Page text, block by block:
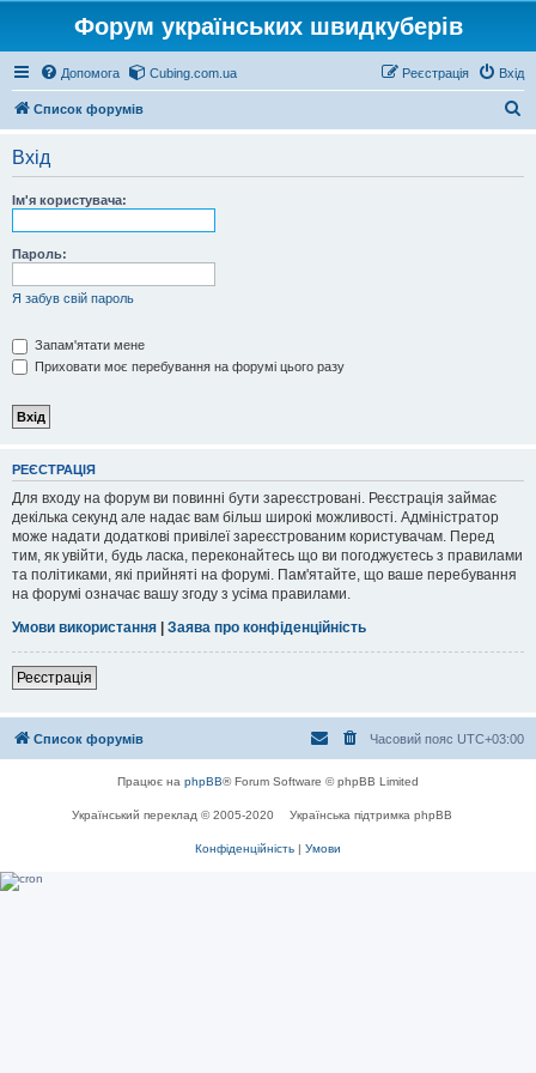
Форум українських швидкуберів
Допомога Cubing.com.ua Вхід
Реєстрація
Список форумів
Вхід
Ім'я користувача:
Пароль:
Я забув свій пароль
Запам'ятати мене
Приховати моє перебування на форумі цього разу
РЕЄСТРАЦІЯ
Для входу на форум ви повинні бути зареєстровані. Реєстрація займає
декілька секунд але надає вам більш широкі можливості. Адміністратор
може надати додаткові привілеї зареєстрованим користувачам. Перед
тим, як увійти, будь ласка, переконайтесь що ви погоджуєтесь з правилами
та політиками, які прийняті на форумі. Пам'ятайте, що ваше перебування
на форумі означає вашу згоду з усіма правилами.
Умови використання | Заява про конфіденційність
Реєстрація
Список форумів Часовий пояс UTC+03:00
Працює на phpBB® Forum Software © phpBB Limited
Український переклад © 2005-2020 Українська підтримка phpBB
Конфіденційність | Умови